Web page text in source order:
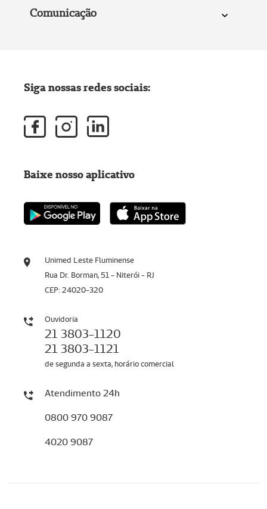
Comunicação
Unimed Leste Fluminense
Rua Dr. Borman, 51 - Niterói - RJ
CEP: 24020-320
Ouvidoria
21 3803-1120
21 3803-1121
de segunda a sexta, horário comercial
Atendimento 24h
0800 970 9087
4020 9087
Siga nossas redes sociais:
Baixe nosso aplicativo